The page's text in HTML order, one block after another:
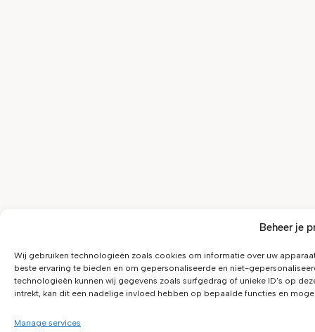
Beheer je
Wij gebruiken technologieën zoals cookies om informatie over uw
beste ervaring te bieden en om gepersonaliseerde en niet-
technologieën kunnen wij gegevens zoals surfgedrag of unieke ID's op
intrekt, kan dit een nadelige invloed hebben op bepaalde functies en
Manage services